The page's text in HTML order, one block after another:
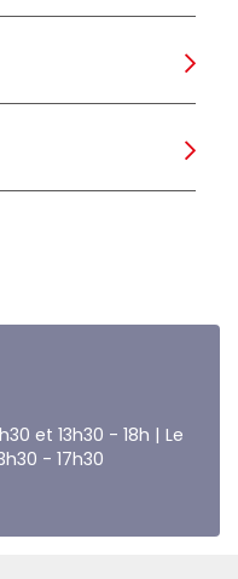
et 13h30 - 18h | Le
- 17h30